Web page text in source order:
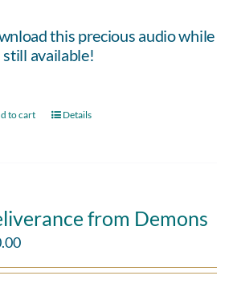
this precious audio while
still available!
to cart Details
from Demons